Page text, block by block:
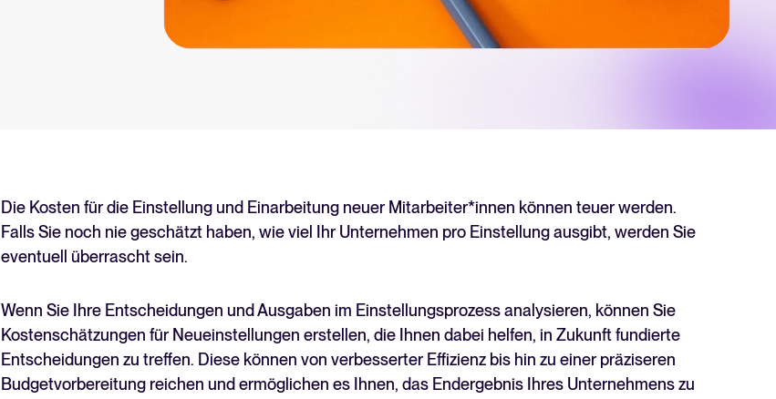
EMPFOHLEN
geht's smart
Die Kosten für die Einstellung und Einarbeitung neuer Mitarbeiter*innen können teuer werden.
Falls Sie noch nie geschätzt haben, wie viel Ihr Unternehmen pro Einstellung ausgibt, werden Sie
eventuell überrascht sein.
Wenn Sie Ihre Entscheidungen und Ausgaben im Einstellungsprozess analysieren, können Sie
Kostenschätzungen für Neueinstellungen erstellen, die Ihnen dabei helfen, in Zukunft fundierte
Entscheidungen zu treffen. Diese können von verbesserter Effizienz bis hin zu einer präziseren
Budgetvorbereitung reichen und ermöglichen es Ihnen, das Endergebnis Ihres Unternehmens zu